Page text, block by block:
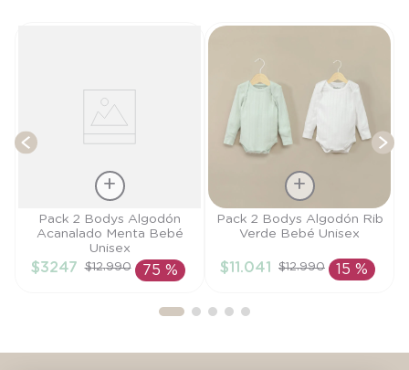
Talla
AÑADIR AL
Pack 2 Bodys Algodón
Acanalado Menta Bebé
Unisex
$3247 $12.990 75 %
Talla
AÑADIR AL
Pack 2 Bodys Algodón Rib
Verde Bebé Unisex
$11 .041 $12.990 15 %